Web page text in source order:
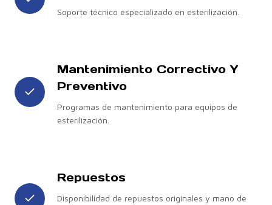
Soporte técnico especializado en esterilización.
Mantenimiento Correctivo Y
Preventivo
Programas de mantenimiento para equipos de
esterilización.
Repuestos
Disponibilidad de repuestos originales y mano de